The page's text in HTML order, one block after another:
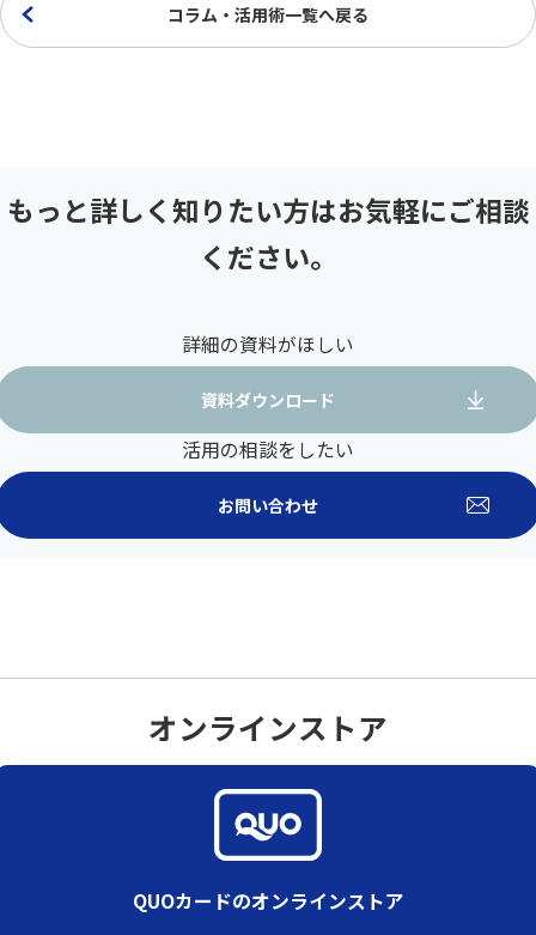
コラム・活用術一覧へ戻る
もっと詳しく知りたい方はお気軽にご相談
ください。
詳細の資料がほしい
資料ダウンロード
活用の相談をしたい
お問い合わせ
オンラインストア
QUOカードのオンラインストア